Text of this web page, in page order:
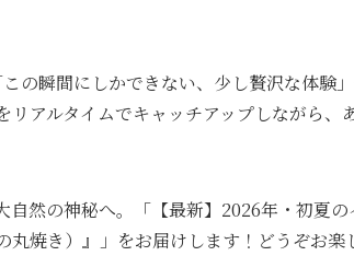
の瞬間にしかできない、少し贅沢な体
アルタイムでキャッチアップしながら
然の神秘へ。「【最新】2026年・初夏
焼き）』」をお届けします！どうぞお楽